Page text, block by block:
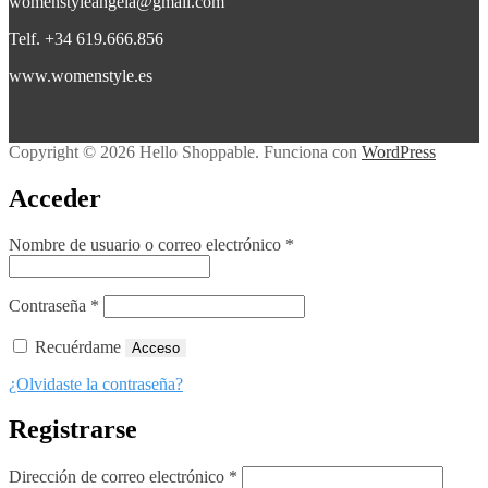
Telf. +34 619.666.856
www.womenstyle.es
Copyright © 2026 Hello Shoppable. Funciona con WordPress
Acceder
Nombre de usuario o correo electrónico *
Contraseña *
Recuérdame Acceso
¿Olvidaste la contraseña?
Registrarse
Dirección de correo electrónico *